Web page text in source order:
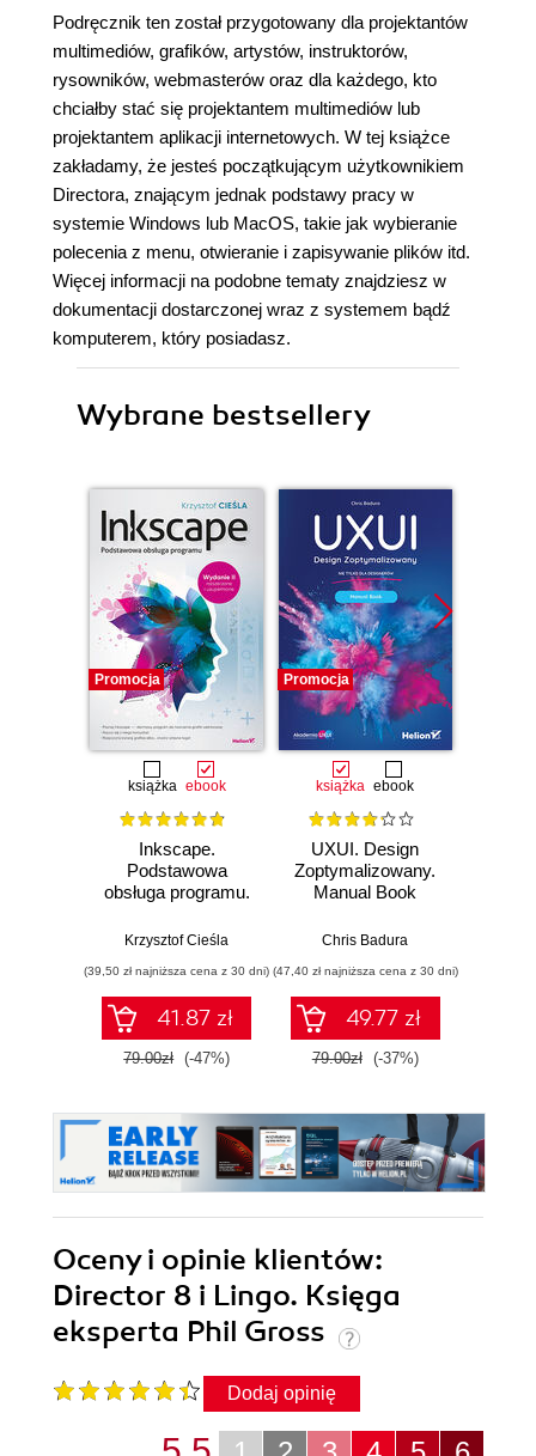
Podręcznik ten został przygotowany dla projektantów
multimediów, grafików, artystów, instruktorów,
rysowników, webmasterów oraz dla każdego, kto
chciałby stać się projektantem multimediów lub
projektantem aplikacji internetowych. W tej książce
zakładamy, że jesteś początkującym użytkownikiem
Directora, znającym jednak podstawy pracy w
systemie Windows lub MacOS, takie jak wybieranie
polecenia z menu, otwieranie i zapisywanie plików itd.
Więcej informacji na podobne tematy znajdziesz w
dokumentacji dostarczonej wraz z systemem bądź
komputerem, który posiadasz.
Wybrane bestsellery
Promocja
książka ebook
Inkscape.
Podstawowa
obsługa programu.
rozszerzone i
Krzysztof Cieśla
(39,50 zł najniższa cena z 30 dni)
41.87 zł
79.00zł (-47%)
Promocja
książka ebook
UXUI. Design
Zoptymalizowany.
Manual Book
Chris Badura
(47,40 zł najniższa cena z 30 dni)
49.77 zł
79.00zł (-37%)
Oceny i opinie klientów:
Director 8 i Lingo. Księga
eksperta Phil Gross
Dodaj opinię